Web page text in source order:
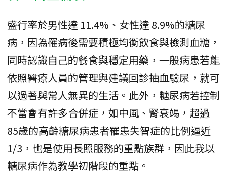
盛行率於男性達 11.4%、女性達 8.9%的糖尿
病，因為罹病後需要積極均衡飲食與檢測血糖，
同時認識自己的餐食與穩定用藥，一般病患若能
依照醫療人員的管理與建議回診抽血驗尿，就可
以過著與常人無異的生活。此外，糖尿病若控制
不當會有許多合併症，如中風、腎衰竭，超過
85歲的高齡糖尿病患者罹患失智症的比例逼近
1/3，也是使用長照服務的重點族群，因此我以
糖尿病作為教學初階段的重點。